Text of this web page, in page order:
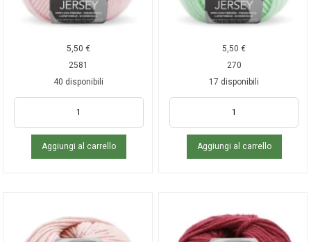
5,50€
2581
40 disponibili
Aggiungi al carrello
5,50€
270
17 disponibili
Aggiungi al carrello